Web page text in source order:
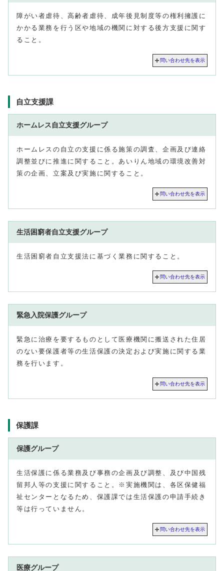
障がい者虐待、高齢者虐待、成年後見制度等の権利擁護に
かかる業務を行う区や地域の機関に対する後方支援に関す
ること。
問い合わせ先を表示
自立支援課
ホームレス自立支援グループ
ホームレスの自立の支援に係る施策の調査、企画及び連絡
調整並びに推進に関すること。あいりん地域の環境改善対
策の企画、立案及び実施に関すること。
問い合わせ先を表示
生活困窮者自立支援グループ
生活困窮者自立支援法に基づく業務に関すること。
問い合わせ先を表示
緊急入院保護グループ
緊急に治療を要するものとして医療機関に搬送された住居
のない要保護者等の生活保護の決定および実施に関する業
務を行います。
問い合わせ先を表示
保護課
保護グループ
生活保護に係る業務及び事務の企画及び調整、及び中国残
留邦人等の支援に関すること。※実施機関は、各区保健福
祉センターとなるため、保護課では生活保護の申請手続き
等は行っていません。
問い合わせ先を表示
医療グループ